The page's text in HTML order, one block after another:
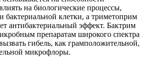
на биологические процессы,
бактериальной клетки, а триметоприм
антибактериальный эффект. Бактрим
препаратам широкого спектра
гибель, как грамположительной,
микрофлоры.